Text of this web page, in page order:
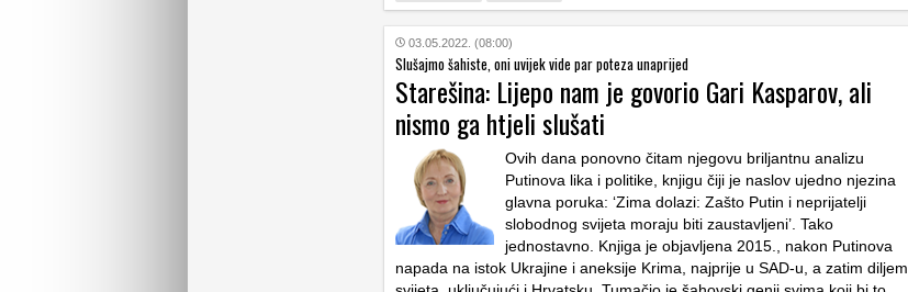
03.05.2022. (08:00)
Slušajmo šahiste, oni uvijek vide par poteza unaprijed
Starešina: Lijepo nam je govorio Gari Kasparov, ali
nismo ga htjeli slušati
Ovih dana ponovno čitam njegovu briljantnu analizu
Putinova lika i politike, knjigu čiji je naslov ujedno njezina
glavna poruka: ‘Zima dolazi: Zašto Putin i neprijatelji
slobodnog svijeta moraju biti zaustavljeni’. Tako
jednostavno. Knjiga je objavljena 2015., nakon Putinova
napada na istok Ukrajine i aneksije Krima, najprije u SAD-u, a zatim diljem